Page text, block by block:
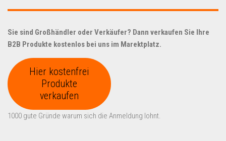
Sie sind Großhändler oder Verkäufer? Dann verkaufen Sie Ihre
B2B Produkte kostenlos bei uns im Marektplatz.
Hier kostenfrei
Produkte
verkaufen
1000 gute Gründe warum sich die Anmeldung lohnt.